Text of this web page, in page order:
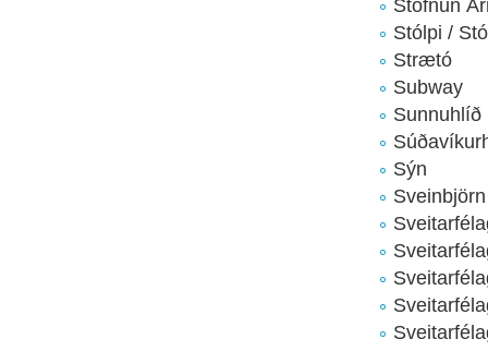
Stofnun
Stólpi /
Strætó
Subway
Sunnuhlíð
Sýn